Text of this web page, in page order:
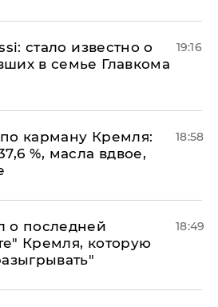
стало известно о
в семье Главкома
19:16
карману Кремля:
%, масла вдвое,
18:58
о последней
Кремля, которую
18:49